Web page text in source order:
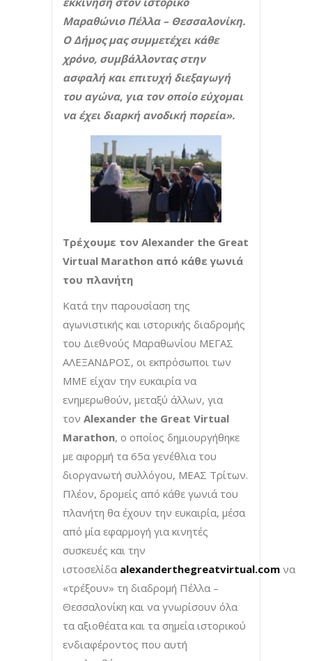
Μαραθώνιο Πέλλα – Θεσσαλονίκη.
Ο Δήμος μας συμμετέχει κάθε
χρόνο, συμβάλλοντας στην
ασφαλή και επιτυχή διεξαγωγή
του αγώνα, για τον οποίο εύχομαι
να έχει διαρκή ανοδική πορεία».
Τρέχουμε τον Alexander the Great
Virtual Marathon από κάθε γωνιά
του πλανήτη
Κατά την παρουσίαση της
αγωνιστικής και ιστορικής διαδρομής
του Διεθνούς Μαραθωνίου ΜΕΓΑΣ
ΑΛΕΞΑΝΔΡΟΣ, οι εκπρόσωποι των
ΜΜΕ είχαν την ευκαιρία να
ενημερωθούν, μεταξύ άλλων, για
τον Alexander the Great Virtual
Marathon, ο οποίος δημιουργήθηκε
με αφορμή τα 65α γενέθλια του
διοργανωτή συλλόγου, ΜΕΑΣ Τρίτων.
Πλέον, δρομείς από κάθε γωνιά του
πλανήτη θα έχουν την ευκαιρία, μέσα
από μία εφαρμογή για κινητές
συσκευές και την
ιστοσελίδα alexanderthegreatvirtual.com να
«τρέξουν» τη διαδρομή Πέλλα –
Θεσσαλονίκη και να γνωρίσουν όλα
τα αξιοθέατα και τα σημεία ιστορικού
ενδιαφέροντος που αυτή